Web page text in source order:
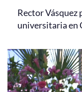
Rector Vásquez
universitaria en